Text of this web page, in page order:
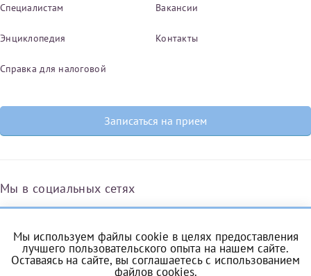
Специалистам Вакансии
Энциклопедия Контакты
Справка для налоговой
Записаться на прием
Мы в социальных сетях
Вконтакте ОдноклассникиЯндекс.Дзен Telegram Max
Мы используем файлы cookie в целях предоставления
лучшего пользовательского опыта на нашем сайте.
Оставаясь на сайте, вы соглашаетесь с использованием
файлов cookies.